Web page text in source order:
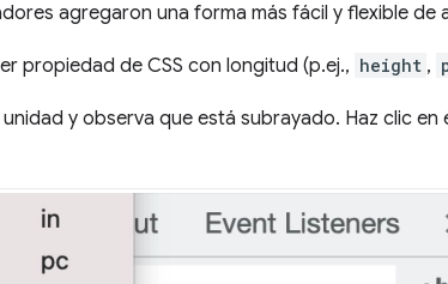
agregaron una forma más fácil y flexible de
propiedad de CSS con longitud (p.ej., height ,
y observa que está subrayado. Haz clic